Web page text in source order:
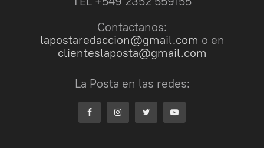
Contactanos:
lapostaredaccion@gmail.com o en
clienteslaposta@gmail.com
La Posta en las redes: